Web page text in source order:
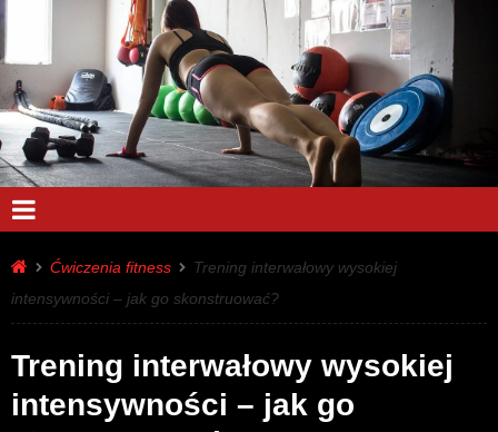
Ćwiczenia fitness
Trening interwałowy wysokiej
intensywności – jak go skonstruować?
Trening interwałowy wysokiej
intensywności – jak go